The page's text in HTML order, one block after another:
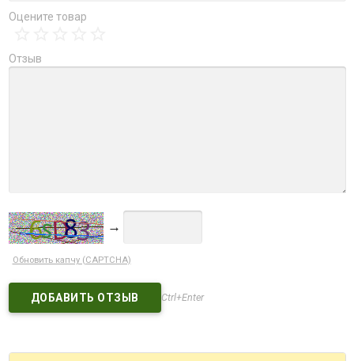
Оцените товар
Отзыв
→
Обновить капчу (CAPTCHA)
Ctrl+Enter